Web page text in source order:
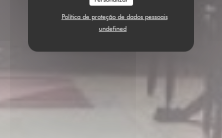
Política de proteção de dados pessoais
undefined